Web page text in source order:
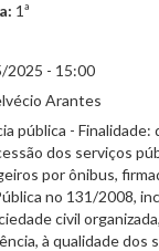
1ª
2025 - 15:00
Arantes
pública - Finalidade:
dos serviços
por ônibus,
no 131/2008,
civil
à qualidade dos